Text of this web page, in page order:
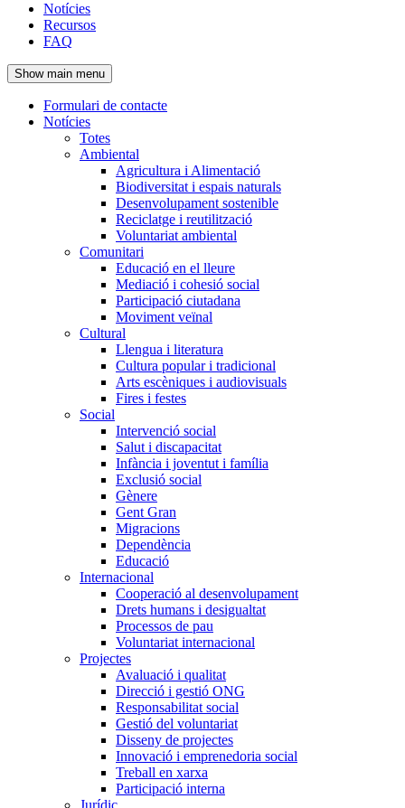
Navegació
principal
de
l'encapçalament
Notícies
Recursos
FAQ
Show main menu
Navegació
principal
Formulari de contacte
Notícies
Totes
Ambiental
Agricultura i Alimentació
Biodiversitat i espais naturals
Desenvolupament sostenible
Reciclatge i reutilització
Voluntariat ambiental
Comunitari
Educació en el lleure
Mediació i cohesió social
Participació ciutadana
Moviment veïnal
Cultural
Llengua i literatura
Cultura popular i tradicional
Arts escèniques i audiovisuals
Fires i festes
Social
Intervenció social
Salut i discapacitat
Infància i joventut i família
Exclusió social
Gènere
Gent Gran
Migracions
Dependència
Educació
Internacional
Cooperació al desenvolupament
Drets humans i desigualtat
Processos de pau
Voluntariat internacional
Projectes
Avaluació i qualitat
Direcció i gestió ONG
Responsabilitat social
Gestió del voluntariat
Disseny de projectes
Innovació i emprenedoria social
Treball en xarxa
Participació interna